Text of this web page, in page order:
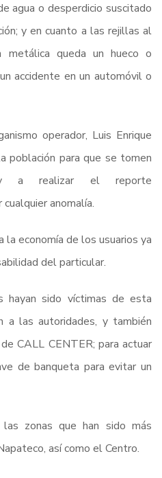
agua o desperdicio suscitado
y en cuanto a las rejillas al
metálica queda un hueco o
accidente en un automóvil o
operador, Luis Enrique
población para que se tomen
y a realizar el reporte
anomalía.
economía de los usuarios ya
del particular.
hayan sido víctimas de esta
las autoridades, y también
CALL CENTER; para actuar
de banqueta para evitar un
zonas que han sido más
así como el Centro.